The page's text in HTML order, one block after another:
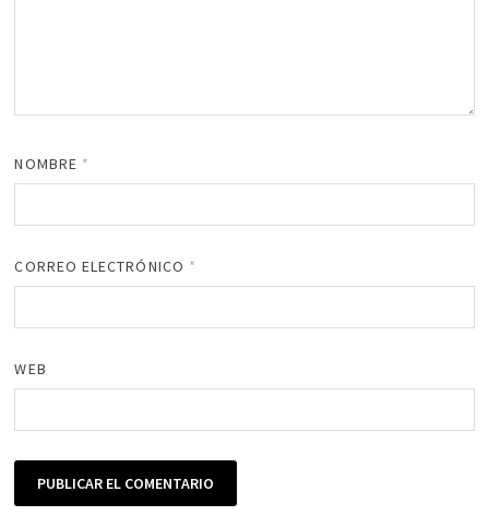
NOMBRE *
CORREO ELECTRÓNICO *
WEB